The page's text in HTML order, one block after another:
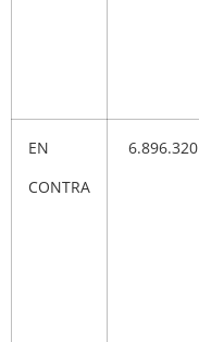
EN
CONTRA
6.896.320